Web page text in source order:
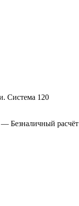
— Безналичный расчёт